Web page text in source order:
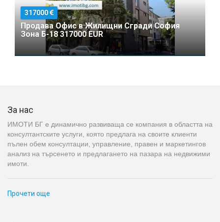
317000
Продава Офис в Жилищни Сгради София
Зона Б-18 317000 EUR
За нас
ИМОТИ БГ е динамично развиваща се компания в областта на
консултантските услуги, която предлага на своите клиенти
пълен обем консултации, управление, правен и маркетингов
анализ на търсенето и предлагането на пазара на недвижими
имоти.
Прочети още